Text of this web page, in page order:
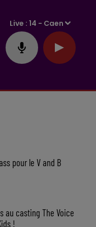
Live :14 - Caen
pour le V and B
au casting The Voice
!